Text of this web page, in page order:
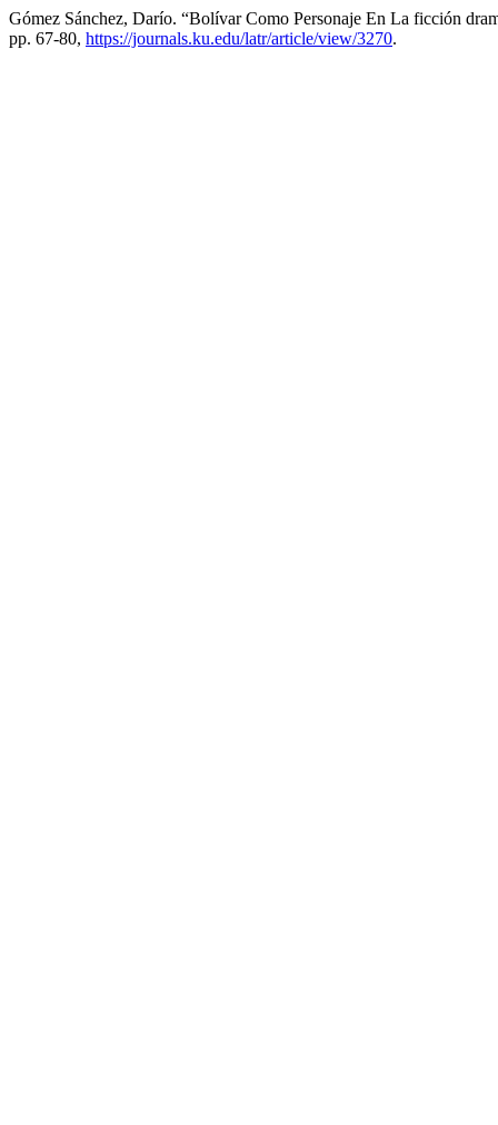
Gómez Sánchez, Darío. “Bolívar Como Personaje En La ficción
pp. 67-80, https://journals.ku.edu/latr/article/view/3270.